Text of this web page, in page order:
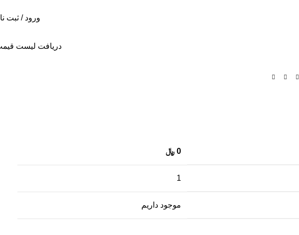
ورود / ثبت
دریافت لیست
0 ﷼
1
موجود داریم